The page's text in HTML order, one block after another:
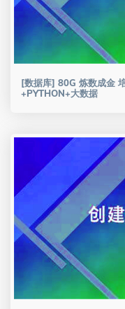
[数据库] 80G 炼数成金
+PYTHON+大数据